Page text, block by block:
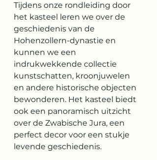
Tijdens onze rondleiding door
het kasteel leren we over de
geschiedenis van de
Hohenzollern-dynastie en
kunnen we een
indrukwekkende collectie
kunstschatten, kroonjuwelen
en andere historische objecten
bewonderen. Het kasteel biedt
ook een panoramisch uitzicht
over de Zwabische Jura, een
perfect decor voor een stukje
levende geschiedenis.